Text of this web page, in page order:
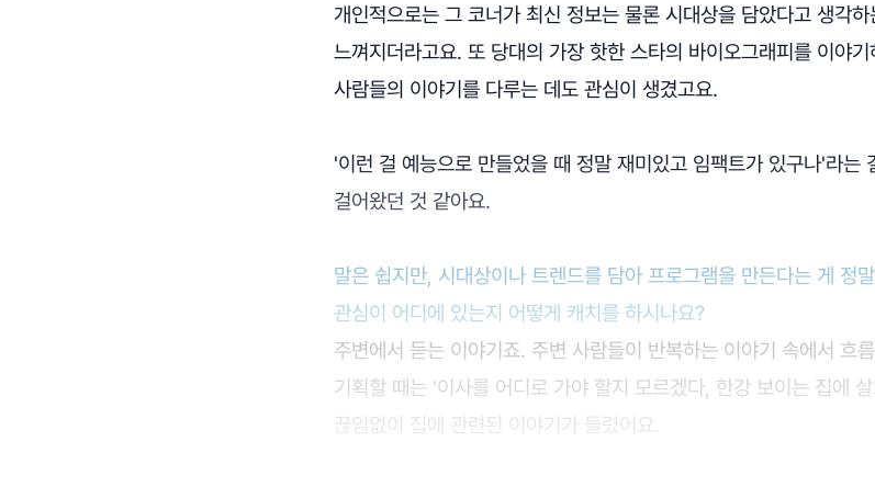
개인적으로는 그 코너가 최신 정보는 물론 시대상을 담았다고 생각
느껴지더라고요. 또 당대의 가장 핫한 스타의 바이오그래피를 이야
사람들의 이야기를 다루는 데도 관심이 생겼고요.
'이런 걸 예능으로 만들었을 때 정말 재미있고 임팩트가 있구나'라는
걸어왔던 것 같아요.
말은 쉽지만, 시대상이나 트렌드를 담아 프로그램을 만든다는 게 정
관심이 어디에 있는지 어떻게 캐치를 하시나요?
주변에서 듣는 이야기죠. 주변 사람들이 반복하는 이야기 속에서 흐
기획할 때는 '이사를 어디로 가야 할지 모르겠다, 한강 보이는 집에
끊임없이 집에 관련된 이야기가 들렸어요.